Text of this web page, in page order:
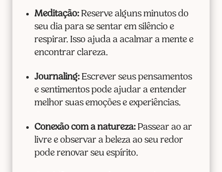
Meditação:Reserve alguns minutos do
seu dia para se sentar em silêncio e
respirar. Isso ajuda a acalmar a mente e
encontrar clareza.
Journaling:Escrever seus pensamentos
e sentimentos pode ajudar a entender
melhor suas emoções e experiências.
Conexão com a natureza:Passear ao ar
livre e observar a beleza ao seu redor
pode renovar seu espírito.